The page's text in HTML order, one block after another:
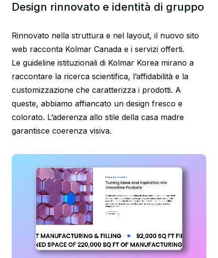
Design rinnovato e identità di gruppo
Rinnovato nella struttura e nel layout, il nuovo sito
web racconta Kolmar Canada e i servizi offerti.
Le guideline istituzionali di Kolmar Korea mirano a
raccontare la ricerca scientifica, l’affidabilità e la
customizzazione che caratterizza i prodotti. A
queste, abbiamo affiancato un design fresco e
colorato. L’aderenza allo stile della casa madre
garantisce coerenza visiva.